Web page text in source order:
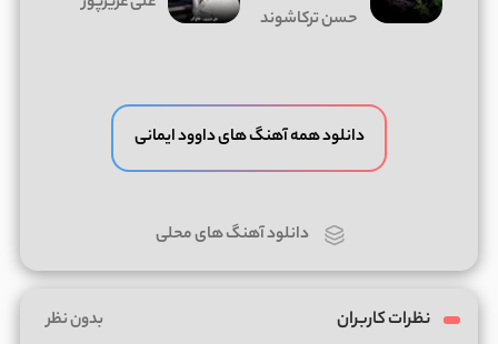
حسن ترکاشوند
دانلود همه آهنگ های داوود ایمانی
دانلود آهنگ های محلی
نظرات کاربران بدون نظر